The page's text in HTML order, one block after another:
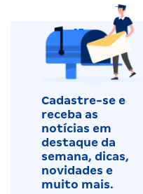
Cadastre-se e
receba as
notícias em
destaque da
semana, dicas,
novidades e
muito mais.